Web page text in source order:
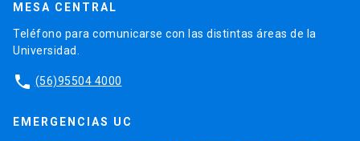
MESA CENTRAL
Teléfono para comunicarse con las distintas áreas de la
Universidad.
phone (56)95504 4000
EMERGENCIAS UC